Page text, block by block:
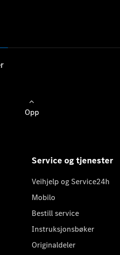
Opp
Service og tjenester
Veihjelp og Service24h
Mobilo
Bestill service
Instruksjonsbøker
Originaldeler